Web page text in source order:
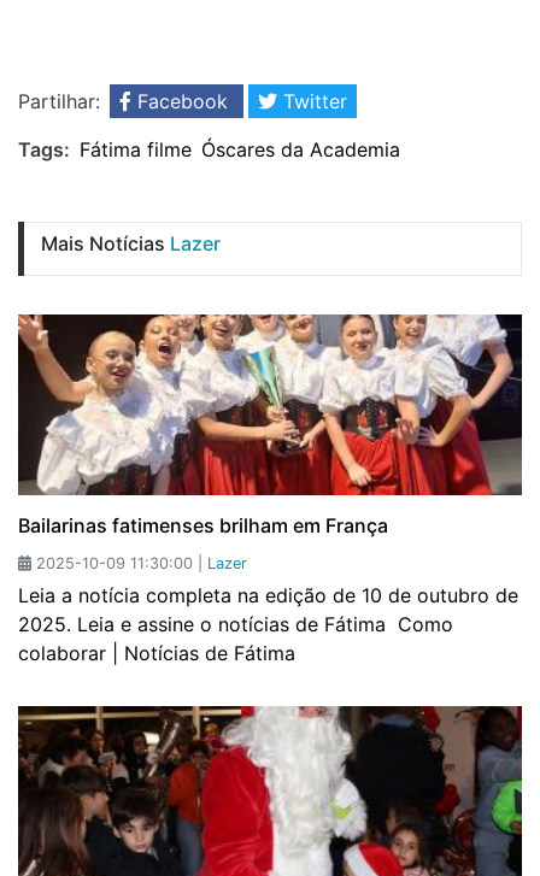
Partilhar: Facebook
Twitter
Tags: Fátima filme Óscares da Academia
Mais Notícias Lazer
Bailarinas fatimenses brilham em França
2025-10-09 11:30:00 | Lazer
Leia a notícia completa na edição de 10 de outubro de
2025. Leia e assine o notícias de Fátima Como
colaborar | Notícias de Fátima